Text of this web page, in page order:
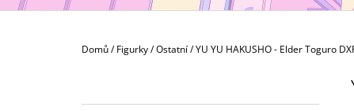
Domů/ Figurky/Ostatní/YU YU HAKUSHO - Elder Toguro